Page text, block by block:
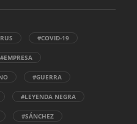
#COVID-19
#EMPRESA
#GUERRA
#LEYENDA NEGRA
#SÁNCHEZ